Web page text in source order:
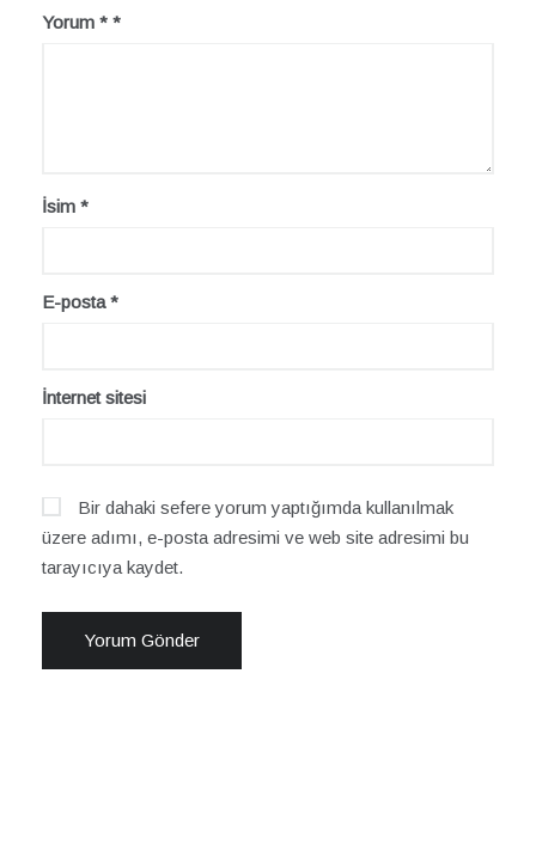
Yorum *
İsim *
E-posta*
İnternet sitesi
Bir dahaki sefere yorum yaptığımda kullanılmak
üzere adımı, e-posta adresimi ve web site adresimi bu
tarayıcıya kaydet.